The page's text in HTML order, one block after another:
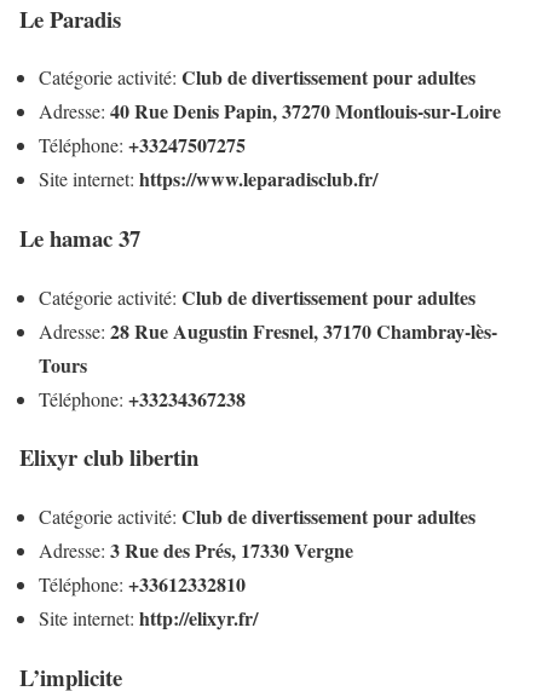
Le Paradis
Catégorie activité: Club de divertissement pour adultes
Adresse: 40 Rue Denis Papin, 37270 Montlouis-sur-Loire
Téléphone: +33247507275
Site internet: https://www.leparadisclub.fr/
Le hamac 37
Catégorie activité: Club de divertissement pour adultes
Adresse: 28 Rue Augustin Fresnel, 37170 Chambray-lès-
Tours
Téléphone: +33234367238
Elixyr club libertin
Catégorie activité: Club de divertissement pour adultes
Adresse: 3 Rue des Prés, 17330 Vergne
Téléphone: +33612332810
Site internet: http://elixyr.fr/
L’implicite